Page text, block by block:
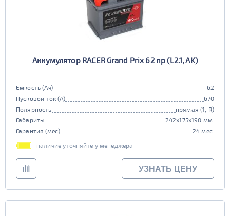
Аккумулятор RACER Grand Prix 62 пр (L2.1, AK)
Емкость (Ач)
62
Пусковой ток (А)
670
Полярность
прямая (1, R)
Габариты
242x175x190 мм.
Гарантия (мес)
24 мес.
наличие уточняйте у менеджера
УЗНАТЬ ЦЕНУ